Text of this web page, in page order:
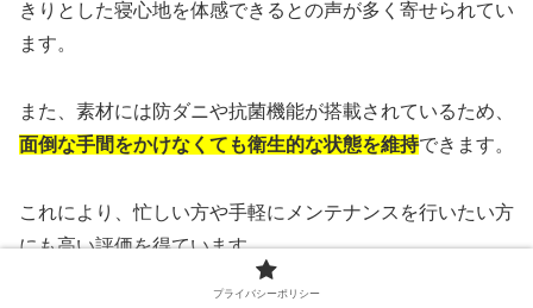
きりとした寝心地を体感できるとの声が多く寄せられてい
ます。
また、素材には防ダニや抗菌機能が搭載されているため、
面倒な手間をかけなくても衛生的な状態を維持できます。
これにより、忙しい方や手軽にメンテナンスを行いたい方
にも高い評価を得ています。
プライバシーポリシー